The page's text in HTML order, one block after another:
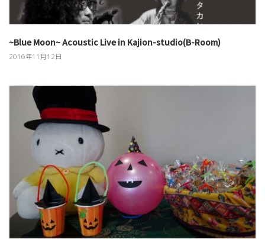
~Blue Moon~ Acoustic Live in Kajion-studio(B-Room)
2016年11月12日